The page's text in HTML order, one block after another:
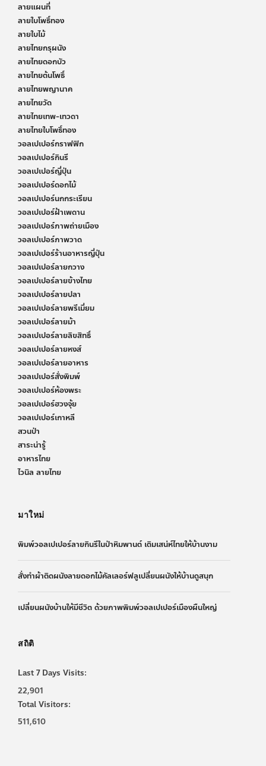
ลายแผนที่
ลายใบโพธิ์ทอง
ลายใบไม้
ลายไทยกรุผนัง
ลายไทยดอกบัว
ลายไทยต้นโพธิ์
ลายไทยพญานาค
ลายไทยวัด
ลายไทยเทพ-เทวดา
ลายไทยใบโพธิ์ทอง
วอลเปเปอร์กราฟฟิก
วอลเปเปอร์กินรี
วอลเปเปอร์ญี่ปุ่น
วอลเปเปอร์ดอกไม้
วอลเปเปอร์นกกระเรียน
วอลเปเปอร์ฝ้าเพดาน
วอลเปเปอร์ภาพถ่ายเมือง
วอลเปเปอร์ภาพวาด
วอลเปเปอร์ร้านอาหารญี่ปุ่น
วอลเปเปอร์ลายกวาง
วอลเปเปอร์ลายข้างไทย
วอลเปเปอร์ลายปลา
วอลเปเปอร์ลายพรีเมี่ยม
วอลเปเปอร์ลายม้า
วอลเปเปอร์ลายลิขสิทธิ์
วอลเปเปอร์ลายหงส์
วอลเปเปอร์ลายอาหาร
วอลเปเปอร์สั่งพิมพ์
วอลเปเปอร์ห้องพระ
วอลเปเปอร์ฮวงจุ้ย
วอลเปเปอร์เกาหลี
สวนป่า
สาระน่ารู้
อาหารไทย
ไวนิล ลายไทย
มาใหม่
พิมพ์วอลเปเปอร์ลายกินรีในป่าหิมพานต์ เติมเสน่ห์ไทยให้บ้านงาม
สั่งทำผ้าติดผนังลายดอกไม้คัลเลอร์ฟลูเปลี่ยนผนังให้บ้านดูสนุก
เปลี่ยนผนังบ้านให้มีชีวิต ด้วยภาพพิมพ์วอลเปเปอร์เมืองผืนใหญ่
สถิติ
Last 7 Days Visits:
22,901
Total Visitors:
511,610